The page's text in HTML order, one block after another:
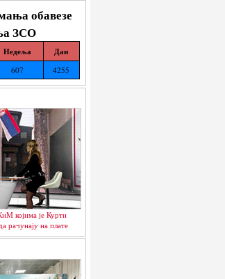
обавезе
ЗСО
Недеља Дан
607 4255
којима је Курти
рачунају на плате